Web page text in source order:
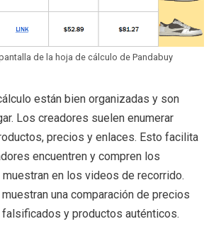
de la hoja de cálculo de Pandabuy
están bien organizadas y son
Los creadores suelen enumerar
precios y enlaces. Esto facilita
encuentren y compren los
en los videos de recorrido.
una comparación de precios
y productos auténticos.